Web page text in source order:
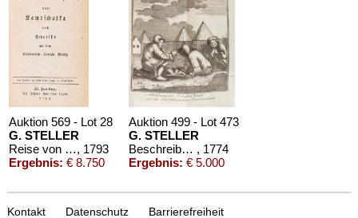
Auktion 569 - Lot 28
G. STELLER
Reise von Kamtschatka nach Amerika, 1793
Ergebnis: € 8.750
Auktion 499 - Lot 473
G. STELLER
Beschreibung von dem Lande Kamtschaka , 1774
Ergebnis: € 5.000
Kontakt Datenschutz Barrierefreiheit